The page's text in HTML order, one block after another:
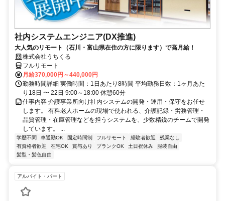
社内システムエンジニア(DX推進)
大人気のリモート（石川・富山県在住の方に限ります）で高月給！
株式会社うちくる
フルリモート
月給370,000円～440,000円
勤務時間詳細 実働時間：1日あたり8時間 平均勤務日数：1ヶ月あた
り18日 〜 22日 9:00～18:00 休憩60分
仕事内容 介護事業所向け社内システムの開発・運用・保守をお任せ
します。 有料老人ホームの現場で使われる、介護記録・労務管理・
品質管理・在庫管理などを担うシステムを、少数精鋭のチームで開発
しています。 ...
学歴不問 車通勤OK 固定時間制 フルリモート 経験者歓迎
残業なし
有資格者歓迎
在宅OK 賞与あり ブランクOK 土日祝休み
服装自由
髪型・髪色自由
アルバイト・パート